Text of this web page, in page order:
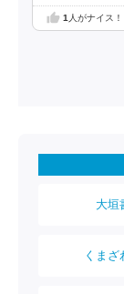
1 人がナイス
大垣
くまざ